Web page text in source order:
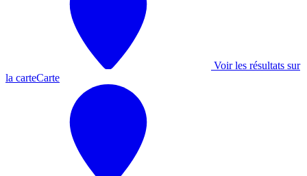
Voir les résultats sur
la carteCarte